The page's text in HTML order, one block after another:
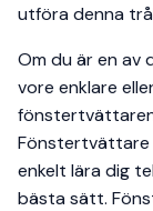
utföra denna
Om du är en av
vore enklare
Fönstertvättare
enkelt lära dig
bästa sätt.